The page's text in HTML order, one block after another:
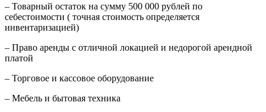
– Товарный остаток на сумму 500 000 рублей по
себестоимости ( точная стоимость определяется
инвентаризацией)
– Право аренды с отличной локацией и недорогой арендной
платой
– Торговое и кассовое оборудование
– Мебель и бытовая техника